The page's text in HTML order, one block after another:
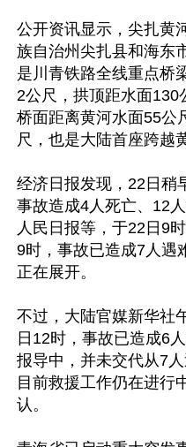
公开资讯显示，尖扎黄
族自治州尖扎县和海东
是川青铁路全线重点桥
2公尺，拱顶距水面130
桥面距离黄河水面55公
尺，也是大陆首座跨越
经济日报发现，22日稍
事故造成4人死亡、12
人民日报等，于22日9
9时，事故已造成7人遇
正在展开。
不过，大陆官媒新华社
日12时，事故已造成6
报导中，并未交代从7
目前救援工作仍在进行
认。